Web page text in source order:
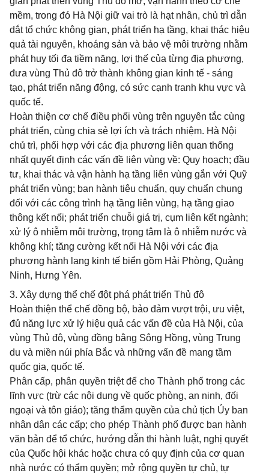
mềm, trong đó Hà Nội giữ vai trò là hạt nhân, chủ trì dẫn
dắt tổ chức không gian, phát triển hạ tầng, khai thác hiệu
quả tài nguyên, khoáng sản và bảo vệ môi trường nhằm
phát huy tối đa tiềm năng, lợi thế của từng địa phương,
đưa vùng Thủ đô trở thành không gian kinh tế - sáng
tạo, phát triển năng động, có sức cạnh tranh khu vực và
quốc tế.
Hoàn thiện cơ chế điều phối vùng trên nguyên tắc cùng
phát triển, cùng chia sẻ lợi ích và trách nhiệm. Hà Nội
chủ trì, phối hợp với các địa phương liên quan thống
nhất quyết định các vấn đề liên vùng về: Quy hoạch; đầu
tư, khai thác và vận hành hạ tầng liên vùng gắn với Quỹ
phát triển vùng; ban hành tiêu chuẩn, quy chuẩn chung
đối với các công trình hạ tầng liên vùng, hạ tầng giao
thông kết nối; phát triển chuỗi giá trị, cụm liên kết ngành;
xử lý ô nhiễm môi trường, trọng tâm là ô nhiễm nước và
không khí; tăng cường kết nối Hà Nội với các địa
phương hành lang kinh tế biển gồm Hải Phòng, Quảng
Ninh, Hưng Yên.
3. Xây dựng thể chế đột phá phát triển Thủ đô
Hoàn thiện thể chế đồng bộ, bảo đảm vượt trội, ưu việt,
đủ năng lực xử lý hiệu quả các vấn đề của Hà Nội, của
vùng Thủ đô, vùng đồng bằng Sông Hồng, vùng Trung
du và miền núi phía Bắc và những vấn đề mang tầm
quốc gia, quốc tế.
Phân cấp, phân quyền triệt để cho Thành phố trong các
lĩnh vực (trừ các nội dung về quốc phòng, an ninh, đối
ngoại và tôn giáo); tăng thẩm quyền của chủ tịch Ủy ban
nhân dân các cấp; cho phép Thành phố được ban hành
văn bản để tổ chức, hướng dẫn thi hành luật, nghị quyết
của Quốc hội khác hoặc chưa có quy định của cơ quan
nhà nước có thẩm quyền; mở rộng quyền tự chủ, tự